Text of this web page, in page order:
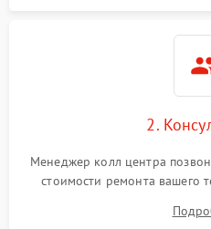
2.
Менеджер колл центра
стоимости ремонта вашего